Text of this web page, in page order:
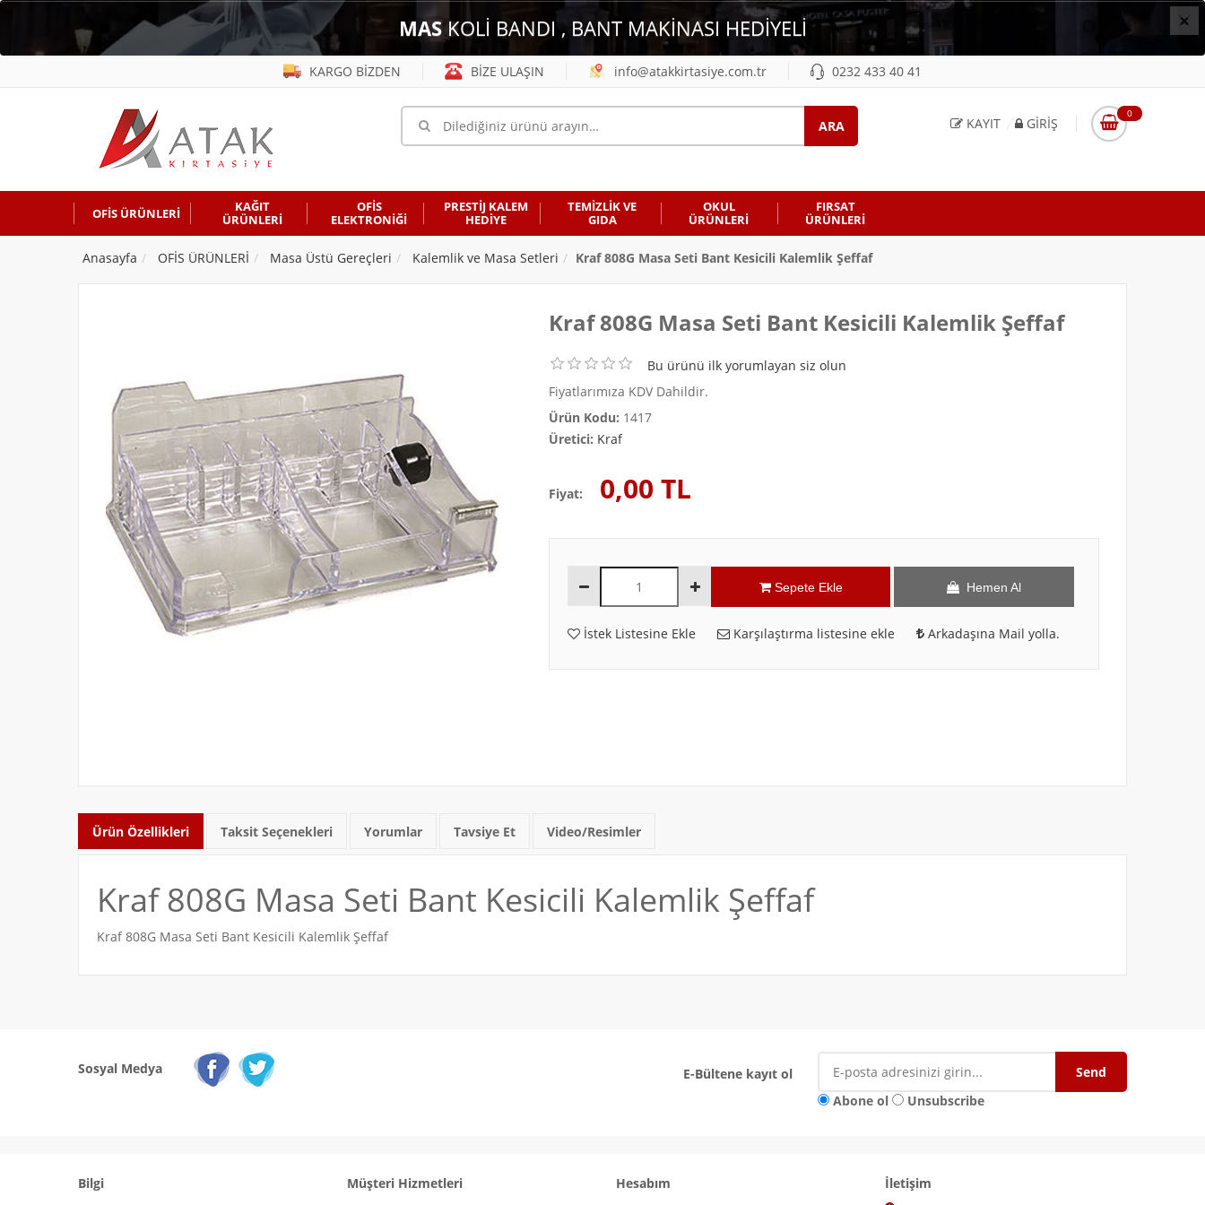
×
MASKOLİ BANDI , BANT MAKİNASI HEDİYELİ
KARGO BİZDEN BİZE ULAŞIN info@atakkirtasiye.com.tr 0232 433 40 41
KAYIT GIRIŞ
0
OFİS ÜRÜNLERİ
KAĞIT
ÜRÜNLERİ
OFİS
ELEKTRONİĞİ
PRESTİJ KALEM
HEDİYE
TEMİZLİK VE
GIDA
OKUL
ÜRÜNLERİ
FIRSAT
ÜRÜNLERI
Anasayfa OFİS ÜRÜNLERİ Masa Üstü Gereçleri Kalemlik ve Masa Setleri Kraf 808G Masa Seti Bant Kesicili Kalemlik Şeffaf
Kraf 808G Masa Seti Bant Kesicili Kalemlik Şeffaf
Bu ürünü ilk yorumlayan siz olun
Fiyatlarımıza KDV Dahildir.
Ürün Kodu: 1417
Üretici: Kraf
Fiyat: 0,00 TL
Sepete Ekle Hemen Al
İstek Listesine Ekle Karşılaştırma listesine ekle Arkadaşına Mail yolla.
Ürün Özellikleri Taksit Seçenekleri Yorumlar Tavsiye Et Video/Resimler
Kraf 808G Masa Seti Bant Kesicili Kalemlik Şeffaf
Kraf 808G Masa Seti Bant Kesicili Kalemlik Şeffaf
Sosyal Medya
E-Bültene kayıt ol
Abone ol
Unsubscribe
Bilgi
Müşteri Hizmetleri
Hesabım
İletişim